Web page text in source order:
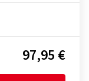
97,95 €